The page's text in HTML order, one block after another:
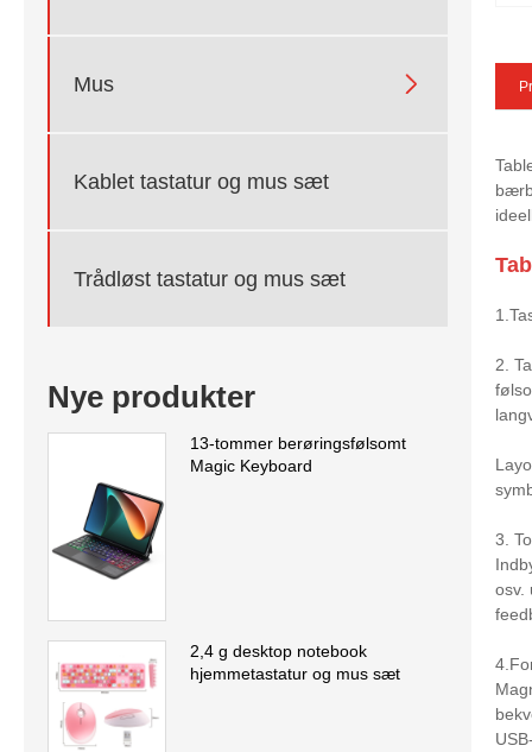
Mus 
Kablet tastatur og mus sæt
Trådløst tastatur og mus sæt
Nye produkter
13-tommer berøringsfølsomt
Magic Keyboard
2,4 g desktop notebook
hjemmetastatur og mus sæt
2.
3.
osv.